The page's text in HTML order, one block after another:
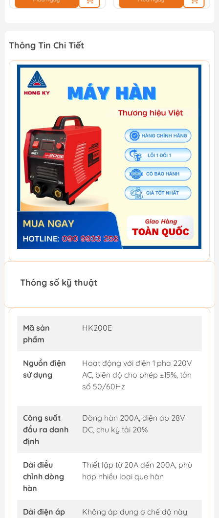
Thông Tin Chi Tiết
Thông số kỹ thuật
Mã sản
phẩm
HK200E
Nguồn điện
sử dụng
Hoạt động với điện 1 pha 220V
AC, biên độ cho phép ±15%, tần
số 50/60Hz
Công suất
đầu ra danh
định
Dòng hàn 200A, điện áp 28V
DC, chu kỳ tải 20%
Dải điều
chỉnh dòng
hàn
Thiết lập từ 20A đến 200A, phù
hợp nhiều loại que hàn
Dải điện áp
Không áp dụng ở chế độ này